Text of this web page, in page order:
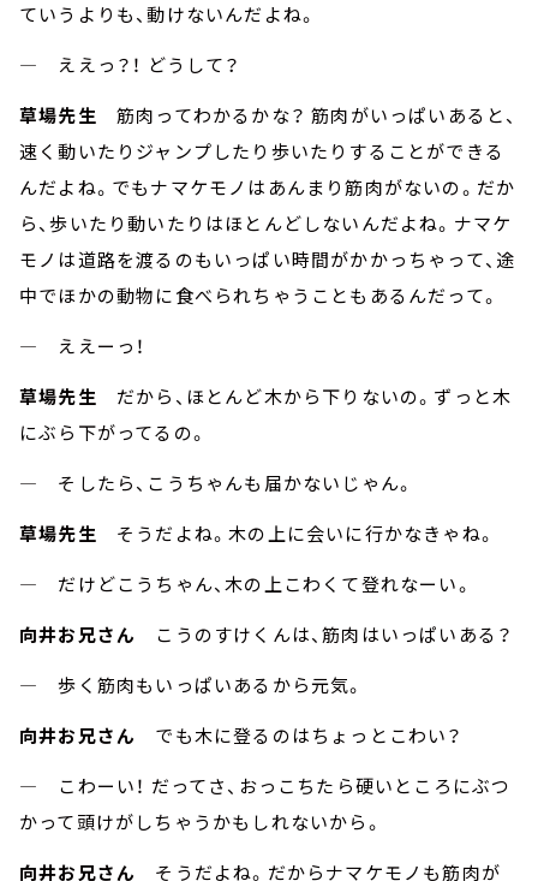
ていうよりも、動けないんだよね。
― ええっ？！ どうして？
草場先生 筋肉ってわかるかな？ 筋肉がいっぱいあると、
速く動いたりジャンプしたり歩いたりすることができる
んだよね。でもナマケモノはあんまり筋肉がないの。だか
ら、歩いたり動いたりはほとんどしないんだよね。ナマケ
モノは道路を渡るのもいっぱい時間がかかっちゃって、途
中でほかの動物に食べられちゃうこともあるんだって。
― ええーっ！
草場先生 だから、ほとんど木から下りないの。ずっと木
にぶら下がってるの。
― そしたら、こうちゃんも届かないじゃん。
草場先生 そうだよね。木の上に会いに行かなきゃね。
― だけどこうちゃん、木の上こわくて登れなーい。
向井お兄さん
こうのすけくんは、筋肉はいっぱいある？
― 歩く筋肉もいっぱいあるから元気。
向井お兄さん
でも木に登るのはちょっとこわい？
― こわーい！ だってさ、おっこちたら硬いところにぶつ
かって頭けがしちゃうかもしれないから。
向井お兄さん
そうだよね。だからナマケモノも筋肉が